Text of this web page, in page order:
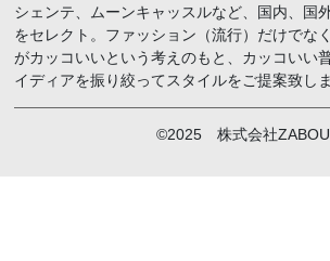
シェンテ、ムーンキャッスルなど、国内、国
をセレクト。ファッション（流行）だけでな
がカッコいいという考えのもと、カッコいい
イディアを振り絞ってスタイルをご提案致しま
©2025 株式会社ZABOU